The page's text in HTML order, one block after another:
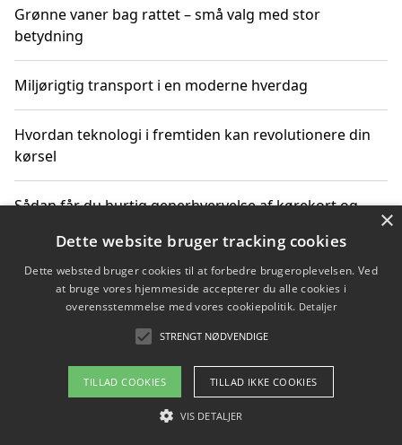
Grønne vaner bag rattet – små valg med stor
betydning
Miljørigtig transport i en moderne hverdag
Hvordan teknologi i fremtiden kan revolutionere din
kørsel
Sådan får du hurtig generhvervelse af kørekort og
Sådan lærer du miljørigtig kørsel hos en køreskole i
Gentofte
Copyright 2026 - Pilanto Aps
Om / kontakt
×
Dette website bruger tracking cookies
Dette websted bruger cookies til at forbedre brugeroplevelsen. Ved
at bruge vores hjemmeside accepterer du alle cookies i
overensstemmelse med vores cookiepolitik. Detaljer
STRENGT NØDVENDIGE
TILLAD COOKIES TILLAD IKKE COOKIES
VIS DETALJER